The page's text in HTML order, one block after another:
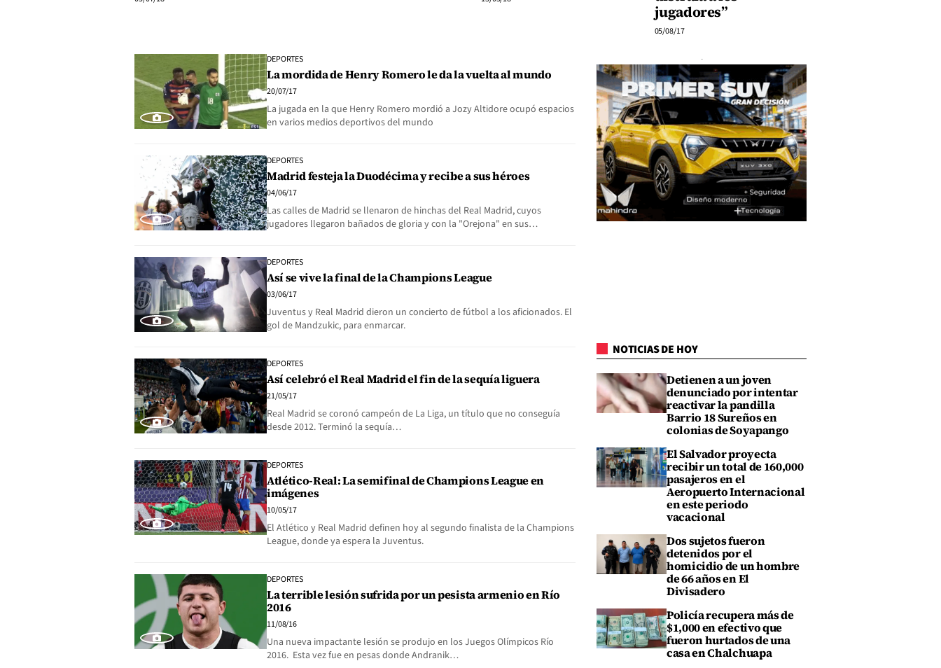
jugadores”
05/08/17
DEPORTES
La mordida de Henry Romero le da la vuelta al mundo
20/07/17
La jugada en la que Henry Romero mordió a Jozy Altidore ocupó espacios
en varios medios deportivos del mundo
DEPORTES
Madrid festeja la Duodécima y recibe a sus héroes
04/06/17
Las calles de Madrid se llenaron de hinchas del Real Madrid, cuyos
jugadores llegaron bañados de gloria y con la "Orejona" en sus…
DEPORTES
Así se vive la final de la Champions League
03/06/17
Juventus y Real Madrid dieron un concierto de fútbol a los aficionados. El
gol de Mandzukic, para enmarcar.
DEPORTES
Así celebró el Real Madrid el fin de la sequía liguera
21/05/17
Real Madrid se coronó campeón de La Liga, un título que no conseguía
desde 2012. Terminó la sequía…
DEPORTES
Atlético-Real: La semifinal de Champions League en
imágenes
10/05/17
El Atlético y Real Madrid definen hoy al segundo finalista de la Champions
League, donde ya espera la Juventus.
DEPORTES
La terrible lesión sufrida por un pesista armenio en Río
2016
11/08/16
Una nueva impactante lesión se produjo en los Juegos Olímpicos Río
2016. Esta vez fue en pesas donde Andranik…
NOTICIAS DE HOY
Detienen a un joven
denunciado por intentar
reactivar la pandilla
Barrio 18 Sureños en
colonias de Soyapango
El Salvador proyecta
recibir un total de 160,000
pasajeros en el
Aeropuerto Internacional
en este periodo
vacacional
Dos sujetos fueron
detenidos por el
homicidio de un hombre
de 66 años en El
Divisadero
Policía recupera más de
$1,000 en efectivo que
fueron hurtados de una
casa en Chalchuapa